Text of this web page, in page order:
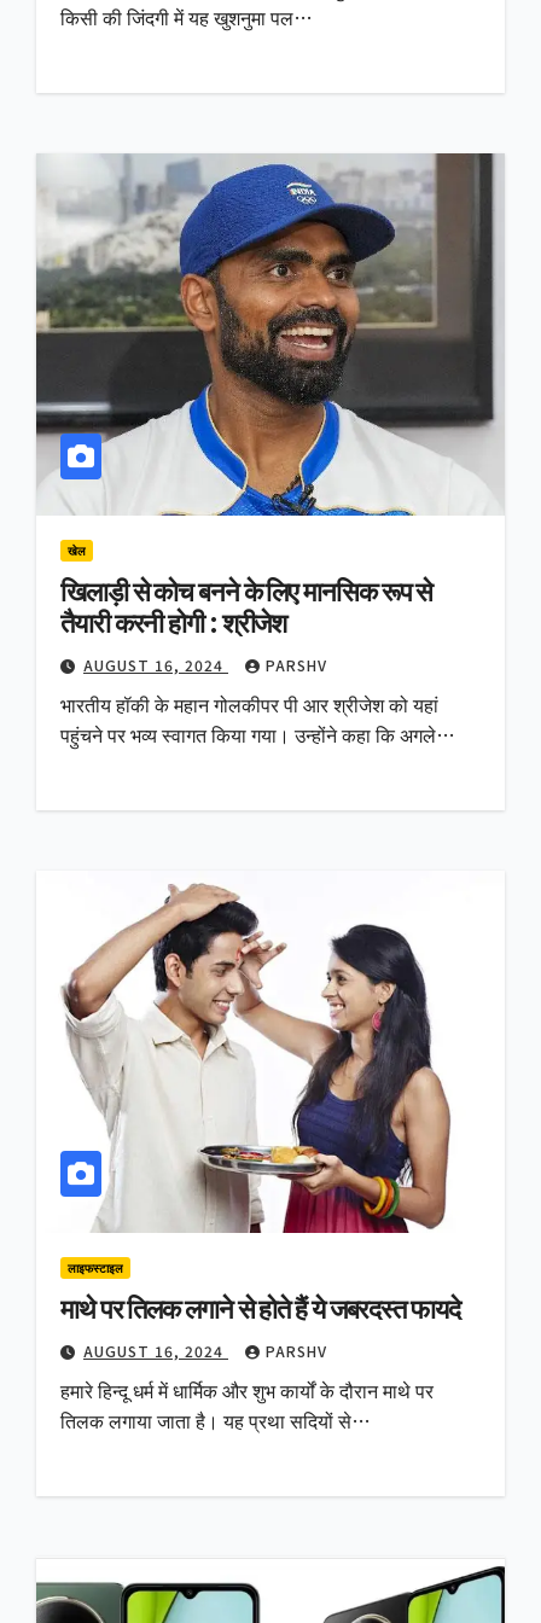
किसी की जिंदगी में यह खुशनुमा पल…
खेल
खिलाड़ी से कोच बनने के लिए मानसिक रूप से
तैयारी करनी होगी : श्रीजेश
AUGUST 16, 2024 PARSHV
भारतीय हॉकी के महान गोलकीपर पी आर श्रीजेश को यहां
पहुंचने पर भव्य स्वागत किया गया। उन्होंने कहा कि अगले…
लाइफस्टाइल
माथे पर तिलक लगाने से होते हैं ये जबरदस्त फायदे
AUGUST 16, 2024 PARSHV
हमारे हिन्दू धर्म में धार्मिक और शुभ कार्यों के दौरान माथे पर
तिलक लगाया जाता है। यह प्रथा सदियों से…